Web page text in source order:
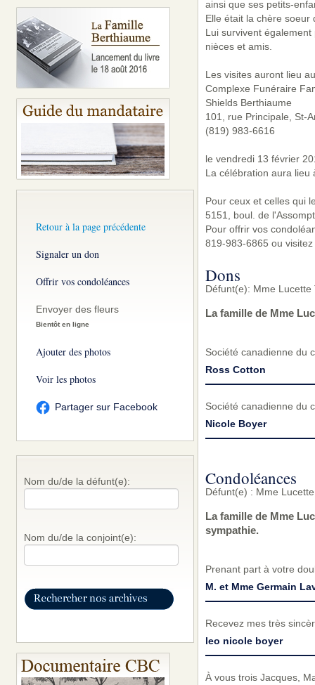
Retour à la page précédente
Signaler un don
Offrir vos condoléances
Envoyer des fleurs
Bientôt en ligne
Ajouter des photos
Voir les photos
Partager sur Facebook
Nom du/de la défunt(e):
Nom du/de la conjoint(e):
ainsi que ses petits-
Elle était la chère soeur
Lui survivent
nièces et amis.
Les visites auront lieu au
Complexe Funéraire
Shields Berthiaume
101, rue Principale, St-
(819) 983-6616
le vendredi 13 février
La célébration aura lieu
Pour ceux et celles qui
5151, boul. de
Pour offrir vos
819-983-6865 ou
Dons
Défunt(e): Mme
La famille de Mme
Société canadienne du
Ross Cotton
Société canadienne du
Nicole Boyer
Condoléances
Défunt(e) : Mme
La famille de Mme
sympathie.
Prenant part à votre
M. et Mme Germain
Recevez mes très
leo nicole boyer
À vous trois Jacques,